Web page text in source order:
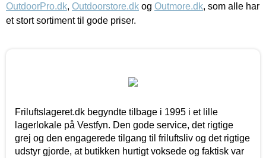
OutdoorPro.dk, Outdoorstore.dk og Outmore.dk, som alle har
et stort sortiment til gode priser.
Friluftslageret.dk begyndte tilbage i 1995 i et lille
lagerlokale på Vestfyn. Den gode service, det rigtige
grej og den engagerede tilgang til friluftsliv og det rigtige
udstyr gjorde, at butikken hurtigt voksede og faktisk var